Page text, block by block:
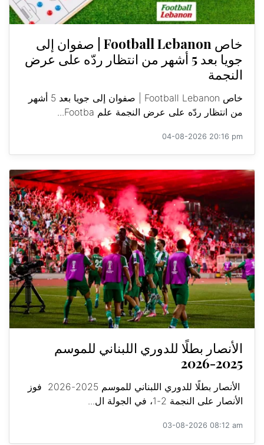
خاص Football Lebanon | صفوان إلى
جويا بعد 5 أشهر من انتظار ردّه على عرض
النجمة
خاص Football Lebanon | صفوان إلى جويا بعد 5 أشهر
من انتظار ردّه على عرض النجمة علم Footba...
04-08-2026 20:16 pm
الأنصار بطلًا للدوري اللبناني للموسم
2025-2026
الأنصار بطلًا للدوري اللبناني للموسم 2025-2026 فوز
الأنصار على النجمة 2-1، في الجولة ال...
03-08-2026 08:12 am